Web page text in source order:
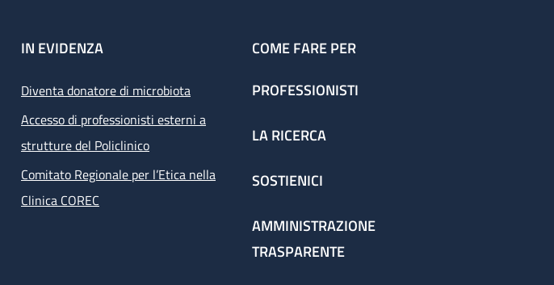
IN EVIDENZA
Diventa donatore di microbiota
Accesso di professionisti esterni a
strutture del Policlinico
Comitato Regionale per l’Etica nella
Clinica COREC
COME FARE PER
PROFESSIONISTI
LA RICERCA
SOSTIENICI
AMMINISTRAZIONE
TRASPARENTE